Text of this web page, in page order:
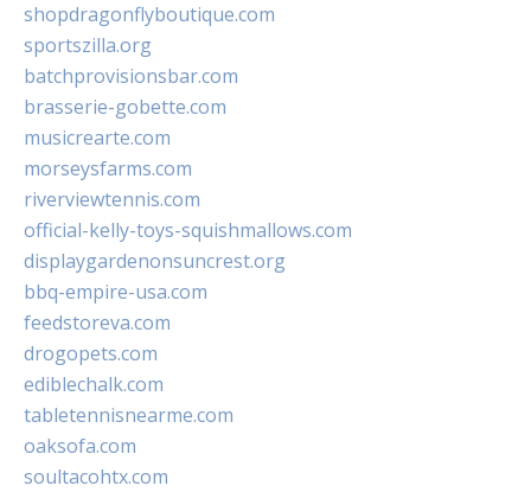
shopdragonflyboutique.com
sportszilla.org
batchprovisionsbar.com
brasserie-gobette.com
musicrearte.com
morseysfarms.com
riverviewtennis.com
official-kelly-toys-squishmallows.com
displaygardenonsuncrest.org
bbq-empire-usa.com
feedstoreva.com
drogopets.com
ediblechalk.com
tabletennisnearme.com
oaksofa.com
soultacohtx.com